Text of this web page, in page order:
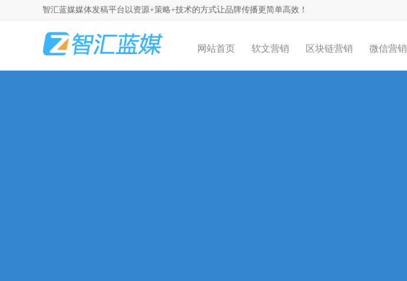
智汇蓝媒媒体发稿平台以资源+策略+技术的方式让品牌传播更简单高效！
网站首页 软文营销 区块链营销 微信营销